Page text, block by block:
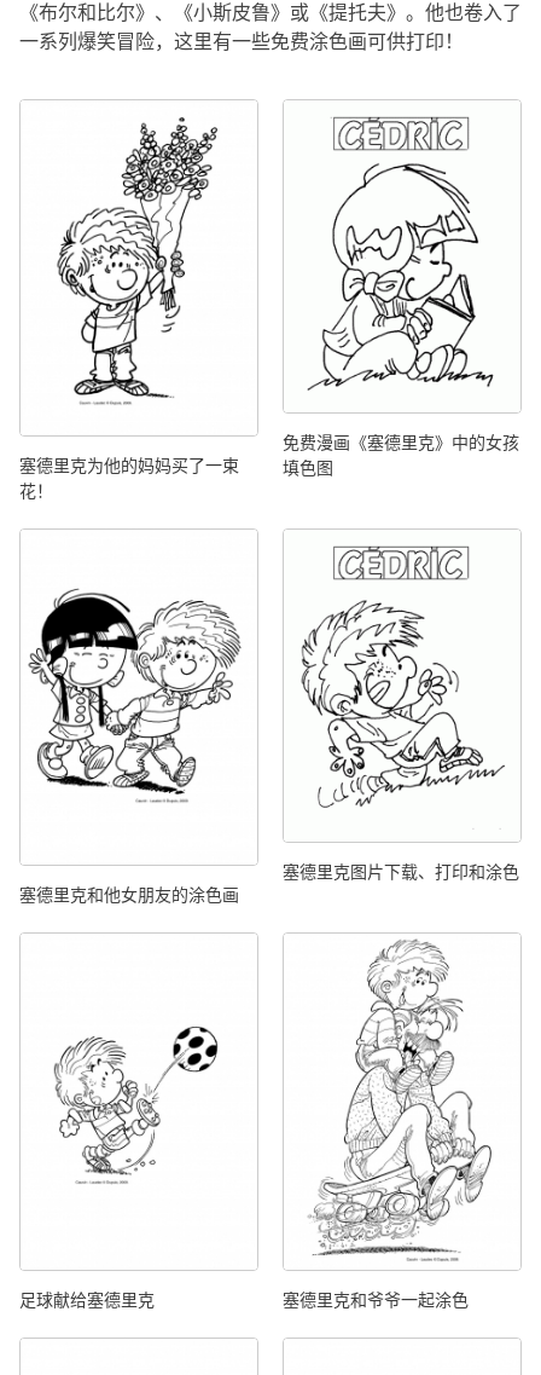
《布尔和比尔》、《小斯皮鲁》或《提托夫》。他也卷入了
一系列爆笑冒险，这里有一些免费涂色画可供打印！
塞德里克为他的妈妈买了一束
花！
免费漫画《塞德里克》中的女孩
填色图
塞德里克和他女朋友的涂色画
塞德里克图片下载、打印和涂色
足球献给塞德里克 塞德里克和爷爷一起涂色